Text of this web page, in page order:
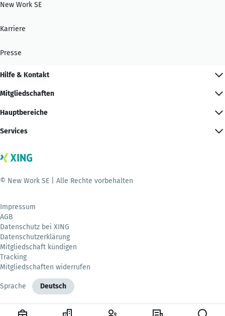
New Work SE
Karriere
Presse
Hilfe & Kontakt
Mitgliedschaften
Hauptbereiche
Services
© New Work SE | Alle Rechte vorbehalten
Impressum
AGB
Datenschutz bei XING
Datenschutzerklärung
Mitgliedschaft kündigen
Tracking
Mitgliedschaften widerrufen
Sprache Deutsch